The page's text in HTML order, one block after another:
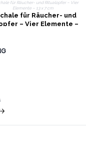
für Räucher- und
– Vier Elemente –